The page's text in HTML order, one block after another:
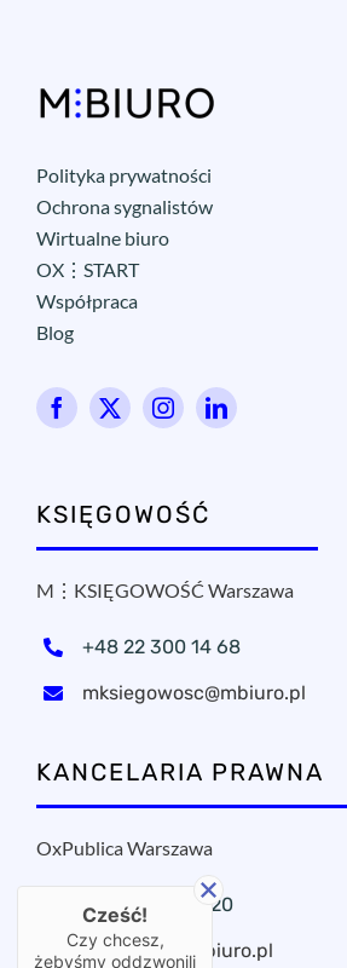
Polityka prywatności
Ochrona sygnalistów
Wirtualne biuro
OX⋮START
Współpraca
Blog
KSIĘGOWOŚĆ
M⋮KSIĘGOWOŚĆ Warszawa
+48 22 300 14 68
mksiegowosc@mbiuro.pl
KANCELARIA PRAWNA
OxPublica Warszawa
+48 22 295 11 20
oxpublica@mbiuro.pl
Cześć!
Czy chcesz,
żebyśmy oddzwonili